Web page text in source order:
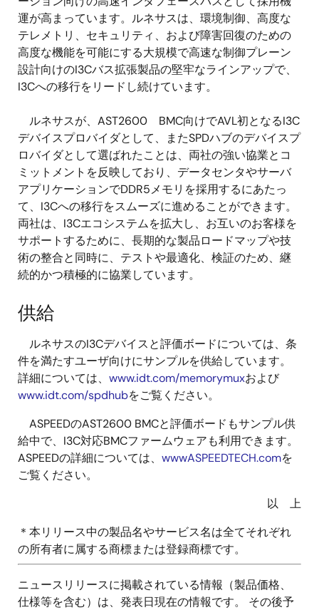
運が高まっています。ルネサスは、環境制御、高度な
テレメトリ、セキュリティ、および障害回復のための
高度な機能を可能にする大規模で高速な制御プレーン
設計向けのI3Cバス拡張製品の堅牢なラインアップで、
I3Cへの移行をリードし続けています。
ルネサスが、AST2600 BMC向けでAVL初となるI3C
デバイスプロバイダとして、またSPDハブのデバイスプ
ロバイダとして選ばれたことは、両社の強い協業とコ
ミットメントを反映しており、データセンタやサーバ
アプリケーションでDDR5メモリを採用するにあたっ
て、I3Cへの移行をスムーズに進めることができます。
両社は、I3Cエコシステムを拡大し、お互いのお客様を
サポートするために、長期的な製品ロードマップや技
術の整合と同時に、テストや最適化、検証のため、継
続的かつ積極的に協業しています。
供給
ルネサスのI3Cデバイスと評価ボードについては、条
件を満たすユーザ向けにサンプルを供給しています。
詳細については、 www.idt.com/memorymuxおよび
www.idt.com/spdhubをご覧ください。
ASPEEDのAST2600 BMCと評価ボードもサンプル供
給中で、I3C対応BMCファームウェアも利用できます。
ASPEEDの詳細については、 wwwASPEEDTECH.comを
ご覧ください。
以 上
＊本リリース中の製品名やサービス名は全てそれぞれ
の所有者に属する商標または登録商標です。
ニュースリリースに掲載されている情報（製品価格、
仕様等を含む）は、発表日現在の情報です。 その後予